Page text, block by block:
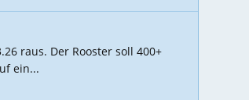
raus. Der Rooster soll 400+
ein...